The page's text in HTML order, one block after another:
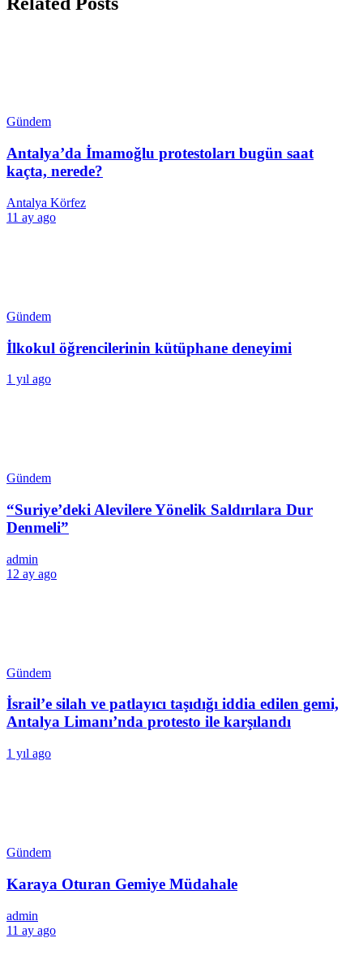
Gündem
Antalya’da İmamoğlu protestoları bugün saat
kaçta, nerede?
Antalya Körfez
11 ay ago
Gündem
İlkokul öğrencilerinin kütüphane deneyimi
1 yıl ago
Gündem
“Suriye’deki Alevilere Yönelik Saldırılara Dur
Denmeli”
admin
12 ay ago
Gündem
İsrail’e silah ve patlayıcı taşıdığı iddia edilen gemi,
Antalya Limanı’nda protesto ile karşılandı
1 yıl ago
Gündem
Karaya Oturan Gemiye Müdahale
admin
11 ay ago